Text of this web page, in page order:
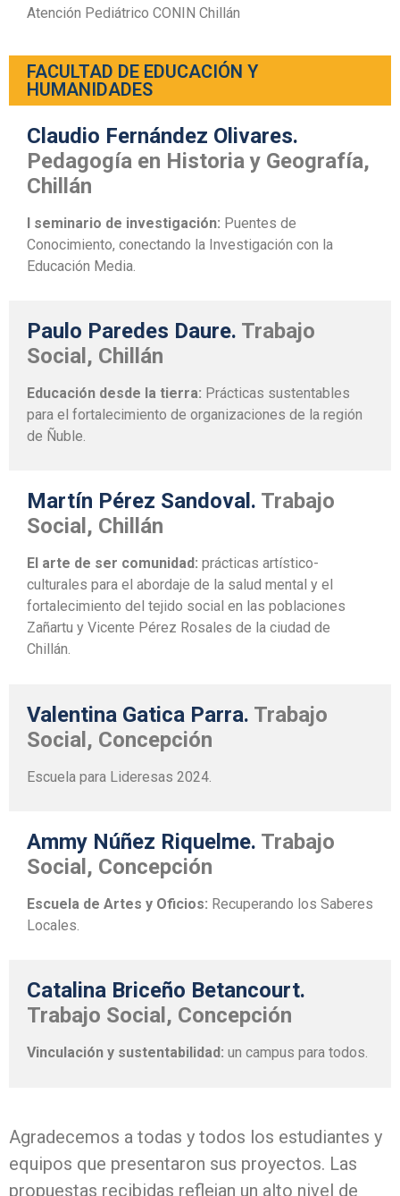
Atención Pediátrico CONIN Chillán
FACULTAD DE EDUCACIÓN Y
HUMANIDADES
Claudio Fernández Olivares.
Pedagogía en Historia y Geografía,
Chillán
I seminario de investigación: Puentes de
Conocimiento, conectando la Investigación con la
Educación Media.
Paulo Paredes Daure. Trabajo
Social, Chillán
Educación desde la tierra: Prácticas sustentables
para el fortalecimiento de organizaciones de la región
de Ñuble.
Martín Pérez Sandoval. Trabajo
Social, Chillán
El arte de ser comunidad: prácticas artístico-
culturales para el abordaje de la salud mental y el
fortalecimiento del tejido social en las poblaciones
Zañartu y Vicente Pérez Rosales de la ciudad de
Chillán.
Valentina Gatica Parra. Trabajo
Social, Concepción
Escuela para Lideresas 2024.
Ammy Núñez Riquelme. Trabajo
Social, Concepción
Escuela de Artes y Oficios: Recuperando los Saberes
Locales.
Catalina Briceño Betancourt.
Trabajo Social, Concepción
Vinculación y sustentabilidad: un campus para todos.
Agradecemos a todas y todos los estudiantes y
equipos que presentaron sus proyectos. Las
propuestas recibidas reflejan un alto nivel de